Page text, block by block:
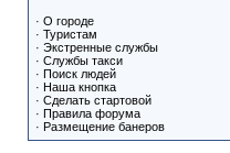
· О городе
· Туристам
· Экстренные службы
· Службы такси
· Поиск людей
· Наша кнопка
· Сделать стартовой
· Правила форума
· Размещение банеров